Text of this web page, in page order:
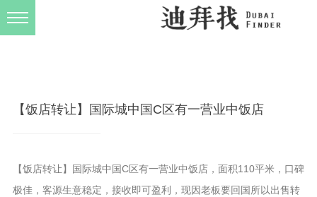
【饭店转让】国际城中国C区有一营业中饭店
【饭店转让】国际城中国C区有一营业中饭店，面积110平米，口碑
极佳，客源生意稳定，接收即可盈利，现因老板要回国所以出售转